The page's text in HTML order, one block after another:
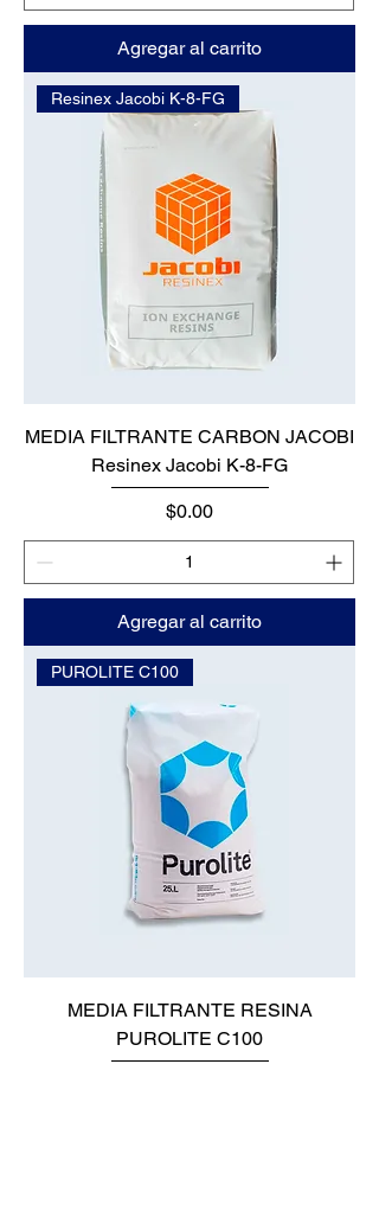
Agregar al carrito
Resinex Jacobi K-8-FG
MEDIA FILTRANTE CARBON JACOBI
Resinex Jacobi K-8-FG
Precio
$0.00
Agregar al carrito
PUROLITE C100
MEDIA FILTRANTE RESINA
PUROLITE C100